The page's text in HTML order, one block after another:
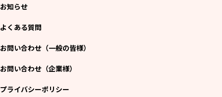
お知らせ
よくある質問
お問い合わせ（一般の皆様）
お問い合わせ（企業様）
プライバシーポリシー